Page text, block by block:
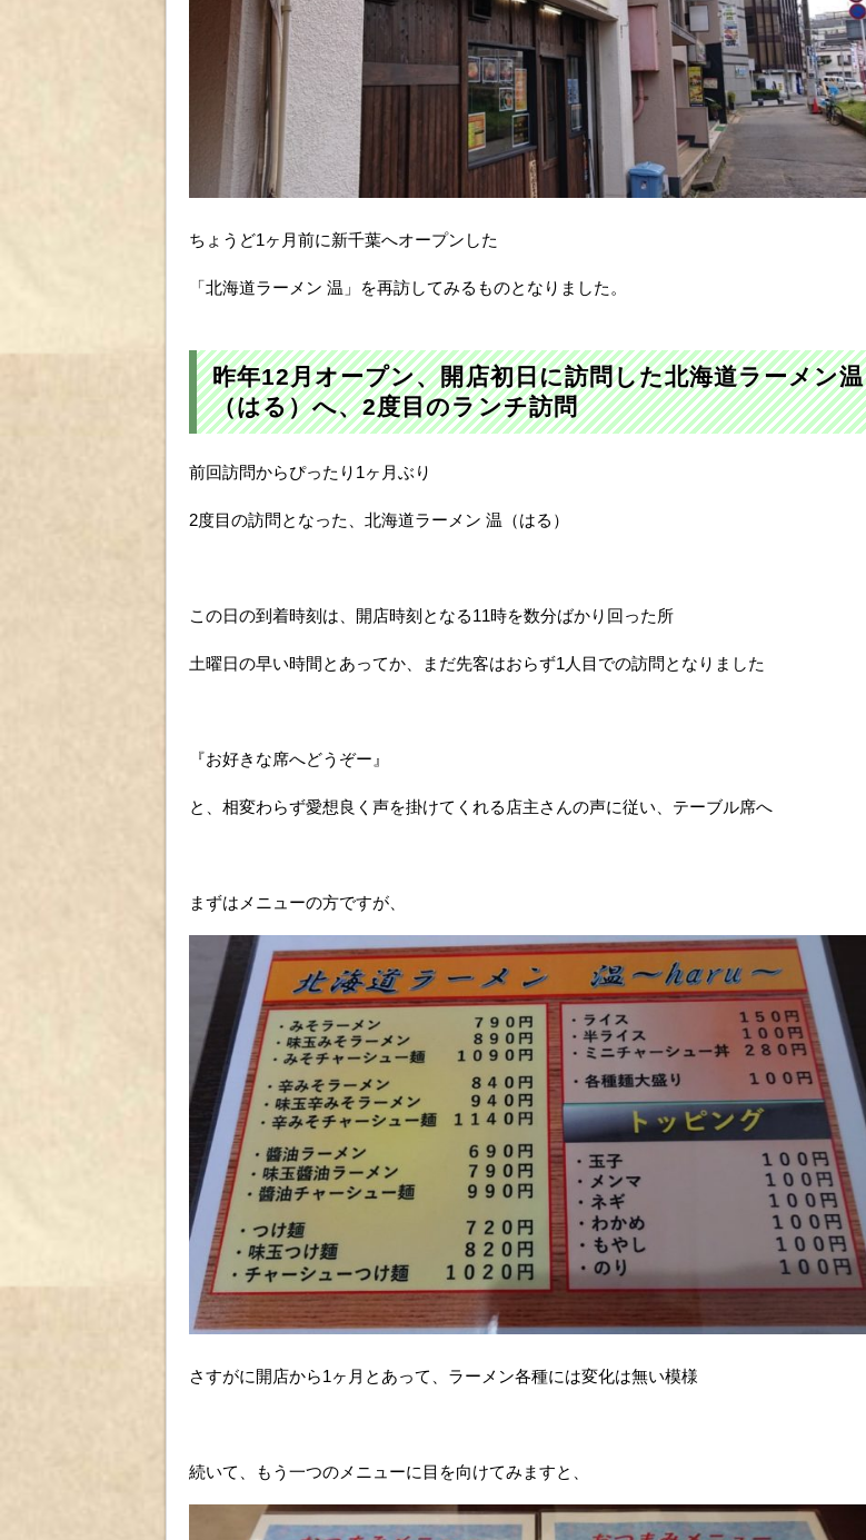
ちょうど1ヶ月前に新千葉へオープンした
「北海道ラーメン 温」を再訪してみるものとなりました。
昨年12月オープン、開店初日に訪問した北海道ラーメン温
（はる）へ、2度目のランチ訪問
前回訪問からぴったり1ヶ月ぶり
2度目の訪問となった、北海道ラーメン 温（はる）
この日の到着時刻は、開店時刻となる11時を数分ばかり回った所
土曜日の早い時間とあってか、まだ先客はおらず1人目での訪問となりました
『お好きな席へどうぞー』
と、相変わらず愛想良く声を掛けてくれる店主さんの声に従い、テーブル席へ
まずはメニューの方ですが、
さすがに開店から1ヶ月とあって、ラーメン各種には変化は無い模様
続いて、もう一つのメニューに目を向けてみますと、